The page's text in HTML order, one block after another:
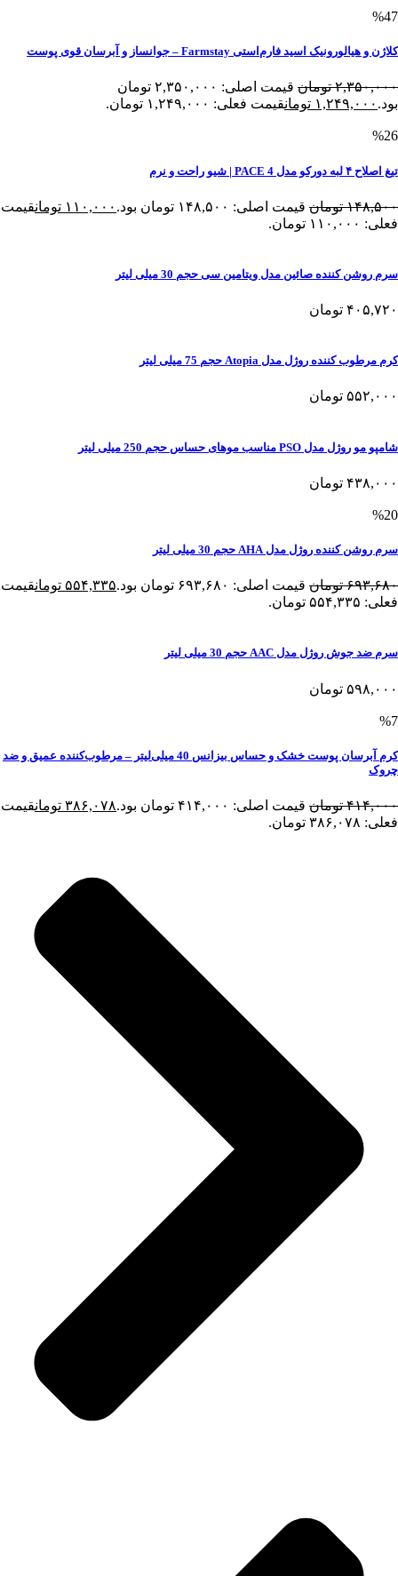
%47
کلاژن و هیالورونیک اسید فارم‌استی Farmstay – جوانساز و آبرسان قوی پوست
۲,۳۵۰,۰۰۰ تومان
قیمت اصلی: ۲,۳۵۰,۰۰۰ تومان
بود. ۱,۲۴۹,۰۰۰ تومانقیمت فعلی: ۱,۲۴۹,۰۰۰ تومان.
%26
تیغ اصلاح ۴ لبه دورکو مدل PACE 4 | شیو راحت و نرم
۱۴۸,۵۰۰ تومان قیمت اصلی: ۱۴۸,۵۰۰ تومان بود. ۱۱۰,۰۰۰ تومانقیمت
فعلی: ۱۱۰,۰۰۰ تومان.
سرم روشن کننده صائین مدل ویتامین سی حجم 30 میلی لیتر
۴۰۵,۷۲۰ تومان
کرم مرطوب کننده روژل مدل Atopia حجم 75 میلی لیتر
۵۵۲,۰۰۰ تومان
شامپو مو روژل مدل PSO مناسب موهای حساس حجم 250 میلی لیتر
۴۳۸,۰۰۰ تومان
%20
سرم روشن کننده روژل مدل AHA حجم 30 میلی لیتر
۶۹۳,۶۸۰ تومان قیمت اصلی: ۶۹۳,۶۸۰ تومان بود. ۵۵۴,۳۳۵ تومانقیمت
فعلی: ۵۵۴,۳۳۵ تومان.
سرم ضد جوش روژل مدل AAC حجم 30 میلی لیتر
۵۹۸,۰۰۰ تومان
%7
کرم آبرسان پوست خشک و حساس بیزانس 40 میلی‌لیتر – مرطوب‌کننده عمیق و ضد
چروک
۴۱۴,۰۰۰ تومان قیمت اصلی: ۴۱۴,۰۰۰ تومان بود. ۳۸۶,۰۷۸ تومانقیمت
فعلی: ۳۸۶,۰۷۸ تومان.